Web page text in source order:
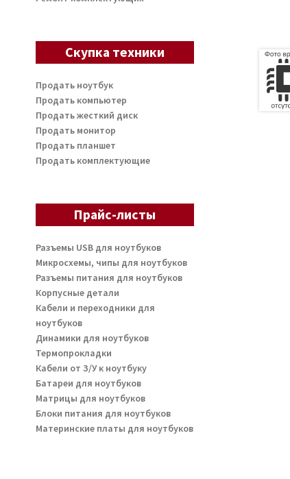
Скупка техники
Продать ноутбук
Продать компьютер
Продать жесткий диск
Продать монитор
Продать планшет
Продать комплектующие
Прайс-листы
Разъемы USB для ноутбуков
Микросхемы, чипы для ноутбуков
Разъемы питания для ноутбуков
Корпусные детали
Кабели и переходники для
ноутбуков
Динамики для ноутбуков
Термопрокладки
Кабели от З/У к ноутбуку
Батареи для ноутбуков
Матрицы для ноутбуков
Блоки питания для ноутбуков
Материнские платы для ноутбуков